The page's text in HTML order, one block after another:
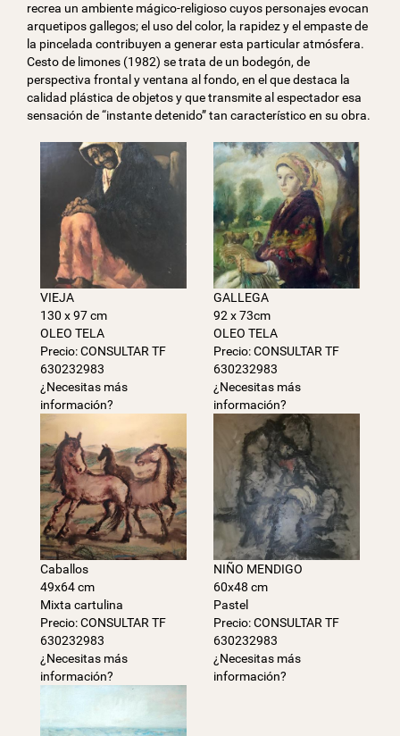
recrea un ambiente mágico-religioso cuyos personajes evocan
arquetipos gallegos; el uso del color, la rapidez y el empaste de
la pincelada contribuyen a generar esta particular atmósfera.
Cesto de limones (1982) se trata de un bodegón, de
perspectiva frontal y ventana al fondo, en el que destaca la
calidad plástica de objetos y que transmite al espectador esa
sensación de “instante detenido” tan característico en su obra.
VIEJA
130 x 97 cm
OLEO TELA
Precio: CONSULTAR TF
630232983
¿Necesitas más
información?
GALLEGA
92 x 73cm
OLEO TELA
Precio: CONSULTAR TF
630232983
¿Necesitas más
información?
Caballos
49x64 cm
Mixta cartulina
Precio: CONSULTAR TF
630232983
¿Necesitas más
información?
NIÑO MENDIGO
60x48 cm
Pastel
Precio: CONSULTAR TF
630232983
¿Necesitas más
información?